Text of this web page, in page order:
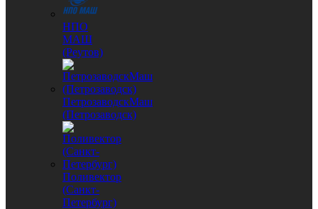
НПО
МАШ
(Реутов)
ПетрозаводскМаш
(Петрозаводск)
Поливектор
(Санкт-
Петербург)